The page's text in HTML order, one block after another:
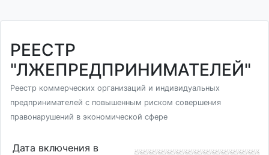
РЕЕСТР
"ЛЖЕПРЕДПРИНИМАТЕЛЕЙ"
Реестр коммерческих организаций и индивидуальных
предпринимателей с повышенным риском совершения
правонарушений в экономической сфере
Дата включения в